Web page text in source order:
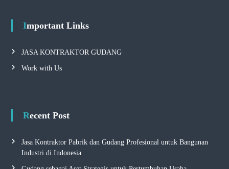
Important Links
JASA KONTRAKTOR GUDANG
Work with Us
Recent Post
Jasa Kontraktor Pabrik dan Gudang Profesional untuk Bangunan
Industri di Indonesia